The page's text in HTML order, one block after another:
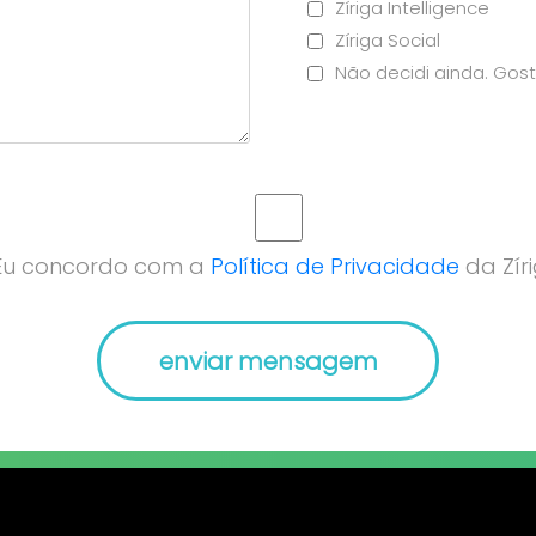
Zíriga Intelligence
Zíriga Social
Não decidi ainda.
concordo com a Política de Privacidade da